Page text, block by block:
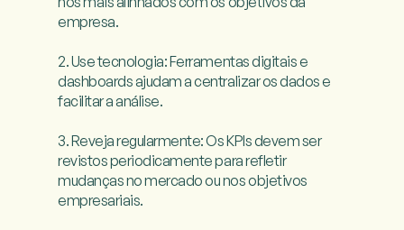
empresa.
2. Use tecnologia: Ferramentas digitais e
dashboards ajudam a centralizar os dados e
facilitar a análise.
3. Reveja regularmente: Os KPIs devem ser
revistos periodicamente para refletir
mudanças no mercado ou nos objetivos
empresariais.